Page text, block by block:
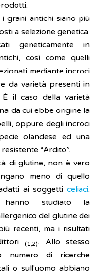
grani antichi siano più
a selezione genetica.
geneticamente in
così come quelli
mediante incroci
da varietà presenti in
il caso della varietà
da cui ebbe origine la
oppure degli incroci
olandese ed una
“Ardito”.
di glutine, non è vero
meno di quello
ai soggetti celiaci.
hanno studiato la
del glutine dei
recenti, ma i risultati
(1,2). Allo stesso
numero di ricerche
o sull'uomo abbiano